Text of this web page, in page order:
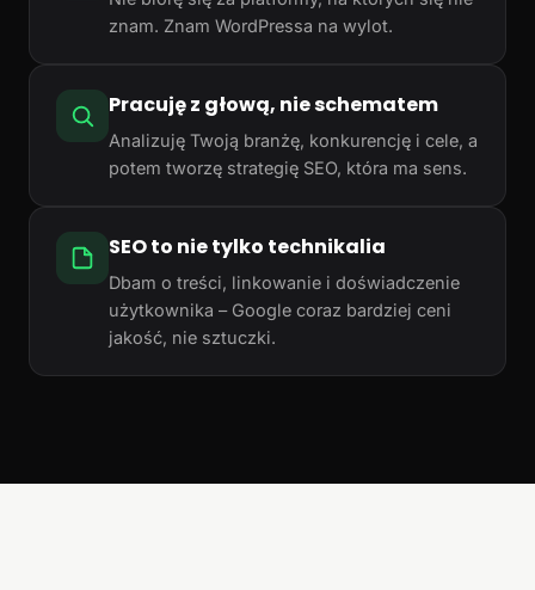
znam. Znam WordPressa na wylot.
Pracuję z głową, nie schematem
Analizuję Twoją branżę, konkurencję i cele, a
potem tworzę strategię SEO, która ma sens.
SEO to nie tylko technikalia
Dbam o treści, linkowanie i doświadczenie
użytkownika – Google coraz bardziej ceni
jakość, nie sztuczki.